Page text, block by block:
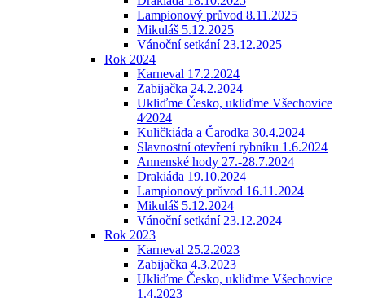
Lampionový průvod 8.11.2025
Mikuláš 5.12.2025
Vánoční setkání 23.12.2025
Rok 2024
Karneval 17.2.2024
Zabijačka 24.2.2024
Ukliďme Česko, ukliďme Všechovice
4⁄2024
Kuličkiáda a Čarodka 30.4.2024
Slavnostní otevření rybníku 1.6.2024
Annenské hody 27.-28.7.2024
Drakiáda 19.10.2024
Lampionový průvod 16.11.2024
Mikuláš 5.12.2024
Vánoční setkání 23.12.2024
Rok 2023
Karneval 25.2.2023
Zabijačka 4.3.2023
Ukliďme Česko, ukliďme Všechovice
1.4.2023